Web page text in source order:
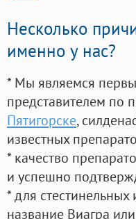
Несколько
именно у нас?
* Мы являемся
представителем по
Пятигорске,
известных
* качество
и успешно
* для
название Виагра